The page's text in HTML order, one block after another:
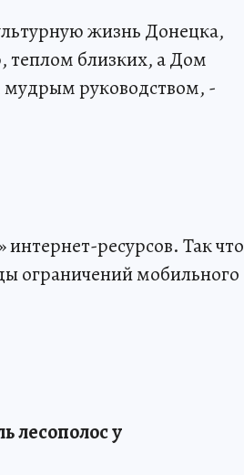
жизнь Донецка,
теплом близких, а Дом
руководством, -
ресурсов. Так что
ограничений мобильного
лесополос у